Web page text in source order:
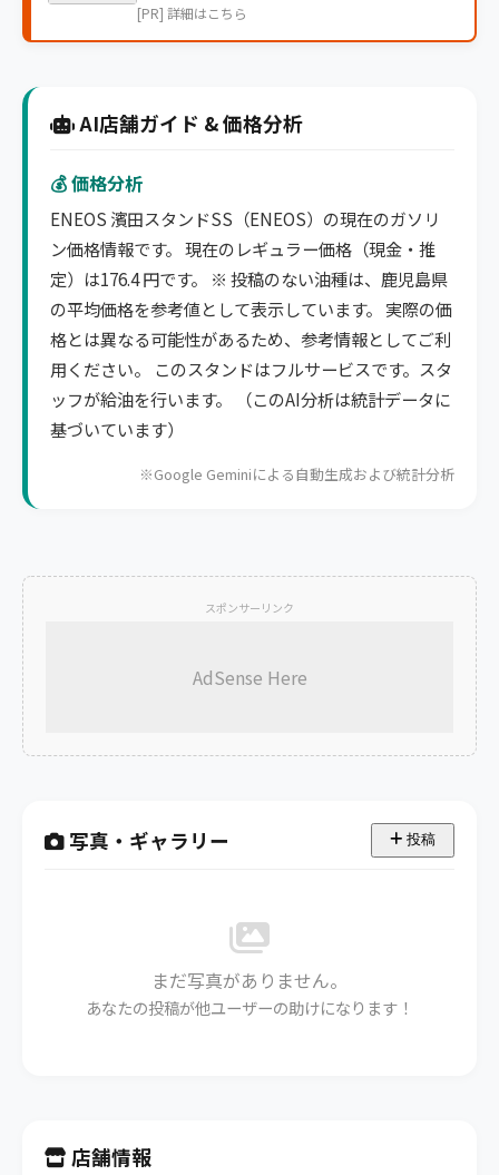
[PR] 詳細はこちら
AI店舗ガイド & 価格分析
💰 価格分析
ENEOS 濱田スタンドSS（ENEOS）の現在のガソリ
ン価格情報です。 現在のレギュラー価格（現金・推
定）は176.4 円です。 ※ 投稿のない油種は、鹿児島県
の平均価格を参考値として表示しています。 実際の価
格とは異なる可能性があるため、参考情報としてご利
用ください。 このスタンドはフルサービスです。スタ
ッフが給油を行います。 （このAI分析は統計データに
基づいています）
※Google Geminiによる自動生成および統計分析
スポンサーリンク
AdSense Here
写真・ギャラリー 投稿
まだ写真がありません。
あなたの投稿が他ユーザーの助けになります！
店舗情報